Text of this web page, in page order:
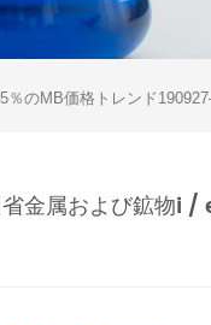
％のMB価格トレンド
金属および鉱物i